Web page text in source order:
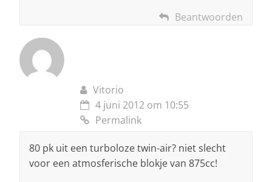
Beantwoorden
Vitorio
4 juni 2012 om 10:55
Permalink
80 pk uit een turboloze twin-air? niet slecht
voor een atmosferische blokje van 875cc!